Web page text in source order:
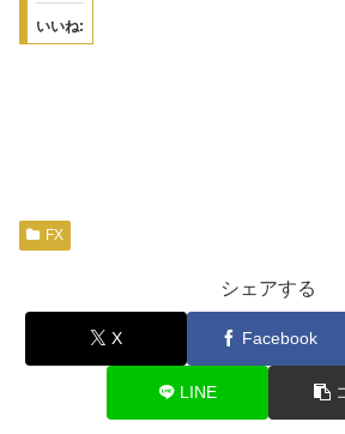
いいね:
FX
シェアする
X Facebook
LINE